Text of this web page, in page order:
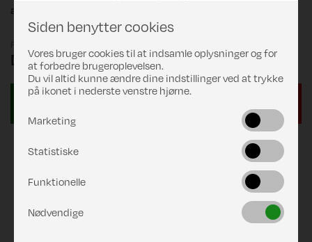
anvendes
DKK 999,00
Siden benytter cookies
Vores bruger cookies til at indsamle oplysninger og for
at forbedre brugeroplevelsen.
Du vil altid kunne ændre dine indstillinger ved at trykke
på ikonet i nederste venstre hjørne.
Marketing
Statistiske
Funktionelle
Nødvendige